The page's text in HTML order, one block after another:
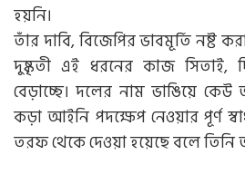
হয়নি।
তাঁর দাবি, বিজেপির ভাবমূর্তি নষ্ট
দুষ্কৃতী এই ধরনের কাজ সিতাই,
বেড়াচ্ছে। দলের নাম ভাঙিয়ে
কড়া আইনি পদক্ষেপ নেওয়ার পূর্ণ
তরফ থেকে দেওয়া হয়েছে বলে তিনি